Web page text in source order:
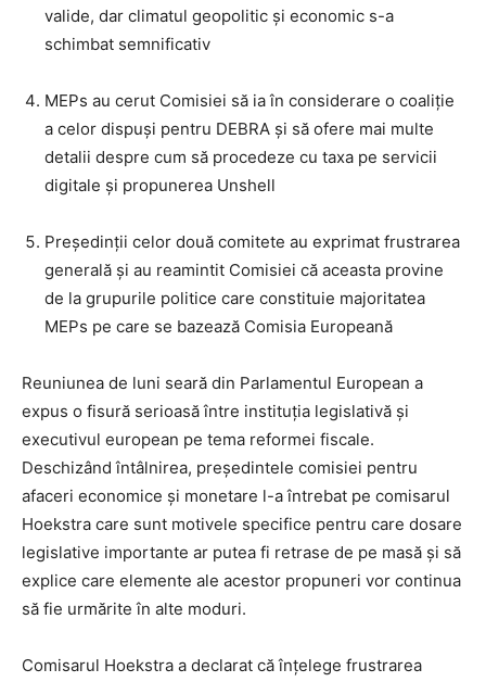
valide, dar climatul geopolitic și economic s-a
schimbat semnificativ
MEPs au cerut Comisiei să ia în considerare o coaliție
a celor dispuși pentru DEBRA și să ofere mai multe
detalii despre cum să procedeze cu taxa pe servicii
digitale și propunerea Unshell
Președinții celor două comitete au exprimat frustrarea
generală și au reamintit Comisiei că aceasta provine
de la grupurile politice care constituie majoritatea
MEPs pe care se bazează Comisia Europeană
Reuniunea de luni seară din Parlamentul European a
expus o fisură serioasă între instituția legislativă și
executivul european pe tema reformei fiscale.
Deschizând întâlnirea, președintele comisiei pentru
afaceri economice și monetare l-a întrebat pe comisarul
Hoekstra care sunt motivele specifice pentru care dosare
legislative importante ar putea fi retrase de pe masă și să
explice care elemente ale acestor propuneri vor continua
să fie urmărite în alte moduri.
Comisarul Hoekstra a declarat că înțelege frustrarea